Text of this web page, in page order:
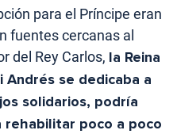
para el Príncipe eran
fuentes cercanas al
del Rey Carlos, la Reina
Andrés se dedicaba a
solidarios, podría
rehabilitar poco a poco